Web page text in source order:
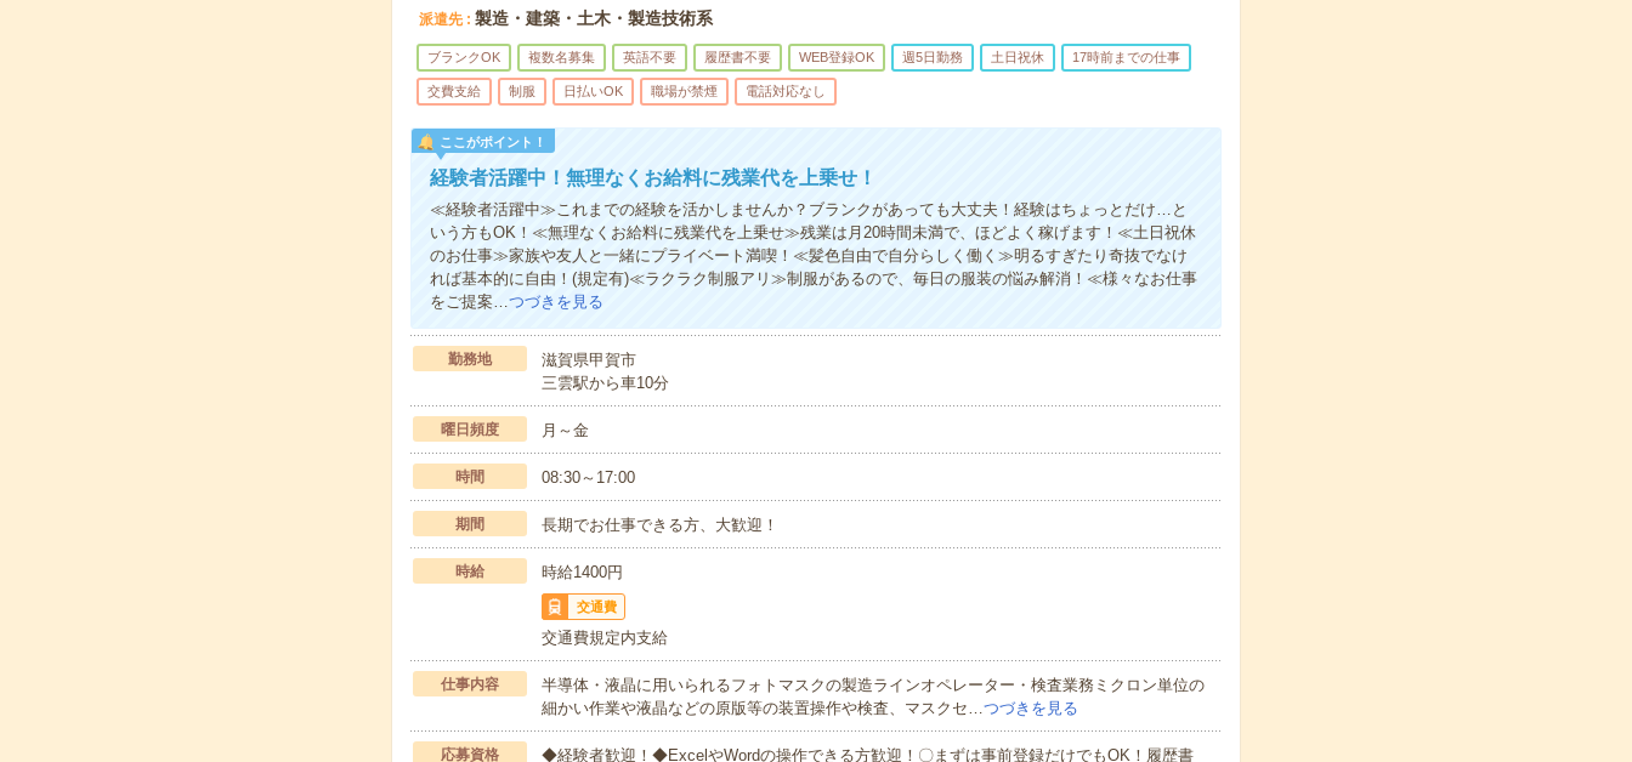
派遣先 製造・建築・土木・製造技術系
ブランクOK 複数名募集 英語不要 履歴書不要 WEB登録OK 週5日勤務 土日祝休 17時前までの仕事
交費支給 制服 日払いOK 職場が禁煙 電話対応なし
ここがポイント！
経験者活躍中！無理なくお給料に残業代を上乗せ！
≪経験者活躍中≫これまでの経験を活かしませんか？ブランクがあっても大丈夫！経験はちょっとだけ…と
いう方もOK！≪無理なくお給料に残業代を上乗せ≫残業は月20時間未満で、ほどよく稼げます！≪土日祝休
のお仕事≫家族や友人と一緒にプライベート満喫！≪髪色自由で自分らしく働く≫明るすぎたり奇抜でなけ
れば基本的に自由！(規定有)≪ラクラク制服アリ≫制服があるので、毎日の服装の悩み解消！≪様々なお仕事
をご提案…つづきを見る
勤務地
滋賀県甲賀市
三雲駅から車10分
曜日頻度 月～金
時間 08:30～17:00
期間 長期でお仕事できる方、大歓迎！
時給 時給1400円
交通費
交通費規定内支給
仕事内容
半導体・液晶に用いられるフォトマスクの製造ラインオペレーター・検査業務ミクロン単位の
細かい作業や液晶などの原版等の装置操作や検査、マスクセ…つづきを見る
応募資格
◆経験者歓迎！◆ExcelやWordの操作できる方歓迎！〇まずは事前登録だけでもOK！履歴書